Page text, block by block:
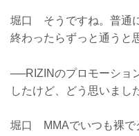
堀口 そうですね。普通
終わったらずっと通うと
──RIZINのプロモーショ
したけど、どう思いまし
堀口 MMAでいつも裸で